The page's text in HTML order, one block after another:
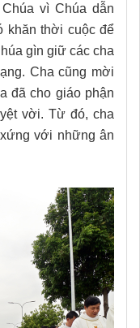
vì Chúa dẫn
khăn thời cuộc để
gìn giữ các cha
Cha cũng mời
đã cho giáo phận
vời. Từ đó, cha
với những ân